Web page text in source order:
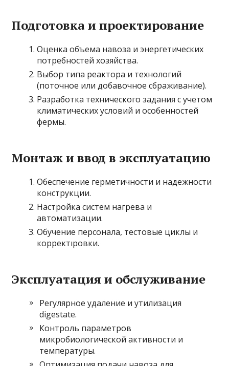
Подготовка и проектирование
Оценка объема навоза и энергетических
потребностей хозяйства.
Выбор типа реактора и технологий
(поточное или добавочное сбраживание).
Разработка технического задания с учетом
климатических условий и особенностей
фермы.
Монтаж и ввод в эксплуатацию
Обеспечение герметичности и надежности
конструкции.
Настройка систем нагрева и
автоматизации.
Обучение персонала, тестовые циклы и
корректıровки.
Эксплуатация и обслуживание
Регулярное удаление и утилизация
digestate.
Контроль параметров
микробиологической активности и
температуры.